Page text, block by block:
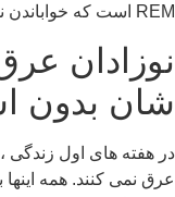
REM است که خواباندن نوزاد برای والدین جوان معمولا دشوار است.
نوزادان
شان بدون
در هفته های اول زندگی
عرق نمی کنند. همه